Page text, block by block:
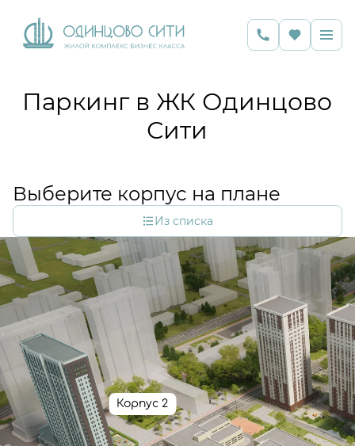
Паркинг в ЖК Одинцово
Сити
Выберите корпус на плане
Из списка
Корпус 2